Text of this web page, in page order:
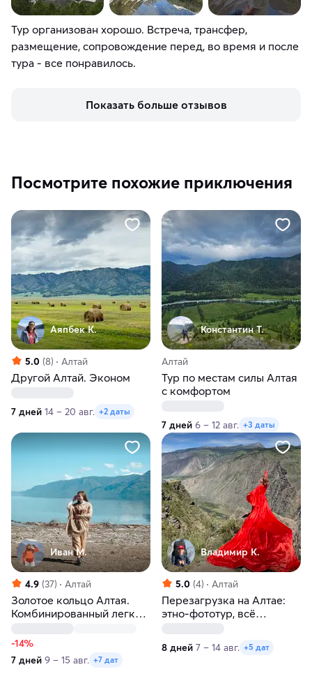
Тур организован хорошо. Встреча, трансфер,
размещение, сопровождение перед, во время и после
тура - все понравилось.
Показать больше отзывов
Посмотрите похожие приключения
Аяпбек К.
5.0 (8) Алтай
Другой Алтай. Эконом
7 дней 14 – 20 авг. +2 даты
Константин Т.
Алтай
Тур по местам силы Алтая
с комфортом
7 дней 6 – 12 авг. +3 даты
Иван М.
4.9 (37) Алтай
Золотое кольцо Алтая.
Комбинированный легкий
местам
-14%
7 дней 9 – 15 авг. +7 дат
Владимир К.
5.0 (4) Алтай
Перезагрузка на Алтае:
этно-фототур, всё
8 дней 7 – 14 авг. +5 дат